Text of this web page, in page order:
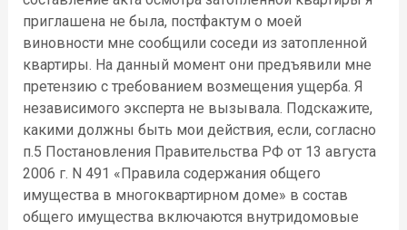
приглашена не была, постфактум о моей
виновности мне сообщили соседи из затопленной
квартиры. На данный момент они предъявили мне
претензию с требованием возмещения ущерба. Я
независимого эксперта не вызывала. Подскажите,
какими должны быть мои действия, если, согласно
п.5 Постановления Правительства РФ от 13 августа
2006 г. N 491 «Правила содержания общего
имущества в многоквартирном доме» в состав
общего имущества включаются внутридомовые